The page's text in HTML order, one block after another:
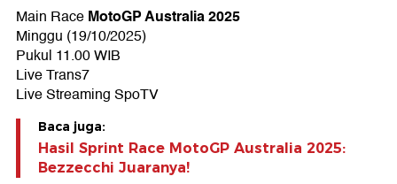
Main RaceMotoGP Australia 2025
Minggu (19/10/2025)
Pukul 11.00 WIB
Live Trans7
Live Streaming SpoTV
Baca juga:
Hasil Sprint Race MotoGP Australia 2025:
Bezzecchi Juaranya!